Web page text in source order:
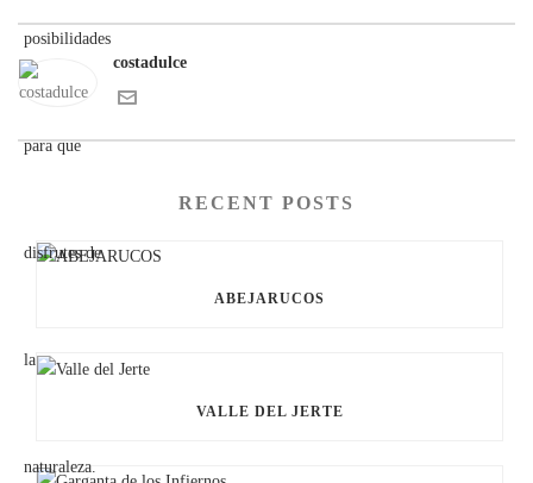
costadulce
RECENT POSTS
ABEJARUCOS
VALLE DEL JERTE